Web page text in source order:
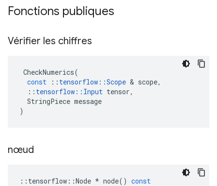
Fonctions publiques
Vérifier les chiffres
CheckNumerics(
const
:: tensorflow ::Scope & scope,
:: tensorflow :: Input tensor,
StringPiece message
)
nœud
:: tensorflow ::Node * node() const